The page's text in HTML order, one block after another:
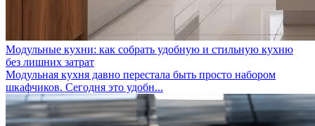
Модульные кухни: как собрать удобную и стильную кухню
без лишних затрат
Модульная кухня давно перестала быть просто набором
шкафчиков. Сегодня это удобн...